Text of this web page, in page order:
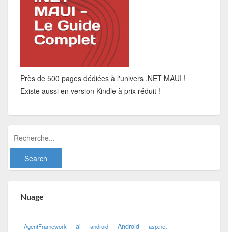
Près de 500 pages dédiées à l'univers .NET MAUI !
Existe aussi en version Kindle à prix réduit !
Nuage
AgentFramework ai android Android asp.net